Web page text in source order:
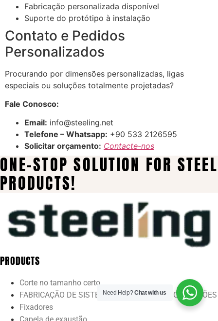
Fabricação personalizada disponível
Suporte do protótipo à instalação
Contato e Pedidos
Personalizados
Procurando por dimensões personalizadas, ligas
especiais ou soluções totalmente projetadas?
Fale Conosco:
Email: info@steeling.net
Telefone – Whatsapp: +90 533 2126595
Solicitar orçamento: Contacte-nos
ONE-STOP SOLUTION FOR STEEL
PRODUCTS!
PRODUCTS
Corte no tamanho certo
FABRICAÇÃO DE SISTEMAS DE FREIO PARA CAMINHÕES
Fixadores
Need Help?Chat with us